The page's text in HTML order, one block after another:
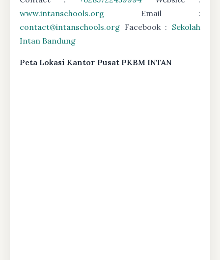
www.intanschools.org Email :
contact@intanschools.org Facebook : Sekolah
Intan Bandung
Peta Lokasi Kantor Pusat PKBM INTAN